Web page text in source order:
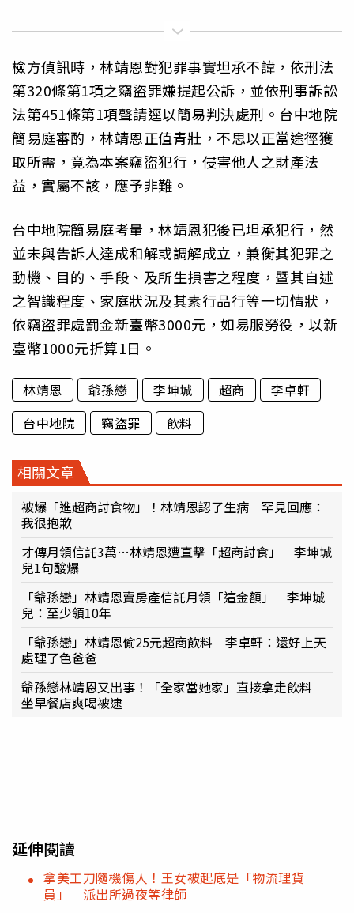
檢方偵訊時，林靖恩對犯罪事實坦承不諱，依刑法
第320條第1項之竊盜罪嫌提起公訴，並依刑事訴訟
法第451條第1項聲請逕以簡易判決處刑。台中地院
簡易庭審酌，林靖恩正值青壯，不思以正當途徑獲
取所需，竟為本案竊盜犯行，侵害他人之財產法
益，實屬不該，應予非難。
台中地院簡易庭考量，林靖恩犯後已坦承犯行，然
並未與告訴人達成和解或調解成立，兼衡其犯罪之
動機、目的、手段、及所生損害之程度，暨其自述
之智識程度、家庭狀況及其素行品行等一切情狀，
依竊盜罪處罰金新臺幣3000元，如易服勞役，以新
臺幣1000元折算1日。
林靖恩 爺孫戀 李坤城 超商
李卓軒
台中地院
竊盜罪 飲料
相關文章
被爆「進超商討食物」！林靖恩認了生病 罕見回應：
我很抱歉
才傳月領信託3萬…林靖恩遭直擊「超商討食」 李坤城
兒1句酸爆
「爺孫戀」林靖恩賣房產信託月領「這金額」 李坤城
兒：至少領10年
「爺孫戀」林靖恩偷25元超商飲料 李卓軒：還好上天
處理了色爸爸
爺孫戀林靖恩又出事！「全家當她家」直接拿走飲料
坐早餐店爽喝被逮
延伸閱讀
拿美工刀隨機傷人！王女被起底是「物流理貨
員」 派出所過夜等律師